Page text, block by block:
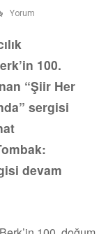
Yorum
100.
“Şiir Her
sergisi
devam